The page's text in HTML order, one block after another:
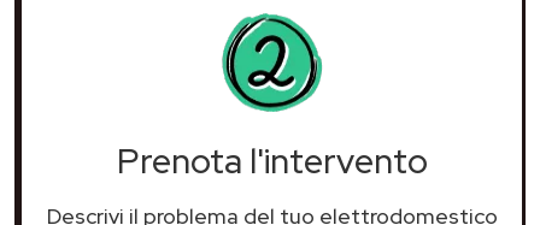
Prenota l'intervento
Descrivi il problema del tuo elettrodomestico